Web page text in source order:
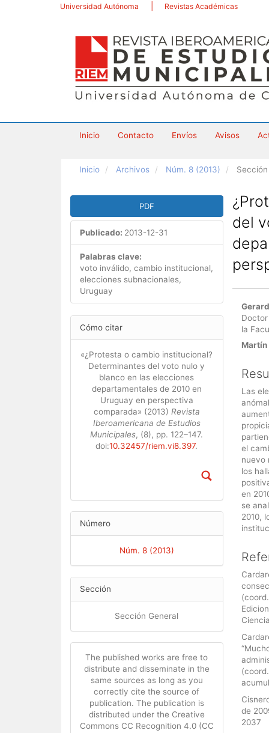
NavegaciónUniversidad Autónoma Revistas Académicas
Inicio Contacto Envíos Avisos
Inicio Archivos Núm. 8 (2013)
Barra
del
artículo
PDF
Publicado: 2013-12-31
Palabras clave:
voto inválido, cambio institucional,
elecciones subnacionales,
Uruguay
Detalles
del
artículo
Cómo citar
«¿Protesta o cambio institucional?
Determinantes del voto nulo y
blanco en las elecciones
departamentales de 2010 en
Uruguay en perspectiva
comparada» (2013) Revista
Iberoamericana de Estudios
Municipales, (8), pp. 122–147.
doi:10.32457/riem.vi8.397.
Número
Núm. 8 (2013)
Sección
Sección General
The published works are free to
distribute and disseminate in the
same sources as long as you
correctly cite the source of
publication. The publication is
distributed under the Creative
Commons CC Recognition 4.0 (CC
del
del
la
Martín
Las
el
nuevo
los
en
se
2010,
de
2037